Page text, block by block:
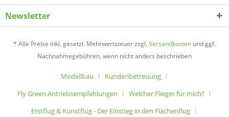
Newsletter
* Alle Preise inkl. gesetzl. Mehrwertsteuer zzgl.Versandkosten und ggf.
Nachnahmegebühren, wenn nicht anders beschrieben
Modellbau
Kundenbetreuung
Fly Green Antriebsempfehlungen
Welcher Flieger für mich?
Erstflug & Kunstflug - Der Einstieg in den Flächenflug